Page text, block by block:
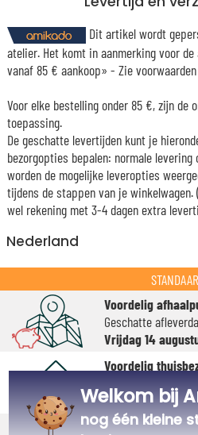
Dit artikel wordt
atelier. Het komt in aanmerking voor
vanaf 85 € aankoop» - Zie voorwaarden
Voor elke bestelling onder 85 €, zijn de
toepassing.
De geschatte levertijden kunt je
bezorgopties bepalen: normale
worden de mogelijke leveropties
tijdens de stappen van je winkelwagen.
wel rekening met 3-4 dagen extra
Nederland
Voordelig
Geschatte
Vrijdag 14
Voordelig
Maandag 17
Standaard
Welkom bij
nog één kleine